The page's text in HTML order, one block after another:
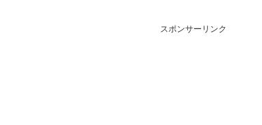
スポンサーリンク